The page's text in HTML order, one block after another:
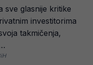
sve glasnije kritike
investitorima
takmičenja,